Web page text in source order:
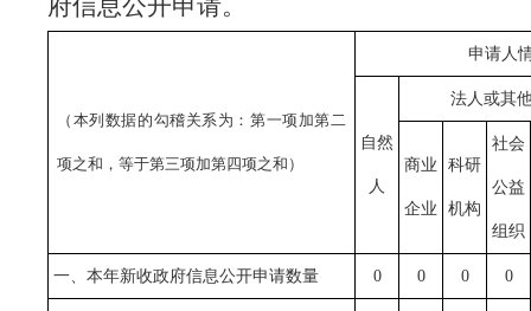
府信息公开申请。
（本列数据的勾稽关系为：第一项加第二
项之和，等于第三项加第四项之和）
申请人
自然
人
法人或其
商业
企业
科研
机构
社会
公益
组织
一、本年新收政府信息公开申请数量 0 0 0 0